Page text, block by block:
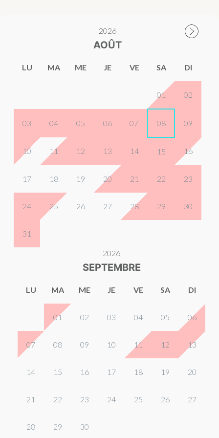
2026
AOÛT
LU MA ME JE VE SA DI
01 02
03 04 05 06 07 08 09
10 11 12 13 14 15 16
17 18 19 20 21 22 23
24 25 26 27 28 29 30
31
2026
SEPTEMBRE
LU MA ME JE VE SA DI
01 02 03 04 05 06
07 08 09 10 11 12 13
14 15 16 17 18 19 20
21 22 23 24 25 26 27
28 29 30